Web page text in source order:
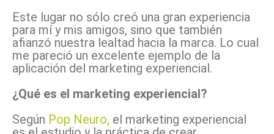
Este lugar no sólo creó una gran experiencia
para mí y mis amigos, sino que también
afianzó nuestra lealtad hacia la marca. Lo cual
me pareció un excelente ejemplo de la
aplicación del marketing experiencial.
¿Qué es el marketing experiencial?
Según Pop Neuro, el marketing experiencial